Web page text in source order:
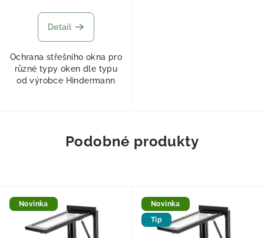
Detail
Ochrana střešního okna pro
různé typy oken dle typu
od výrobce Hindermann
Podobné produkty
Novinka
Novinka
Tip